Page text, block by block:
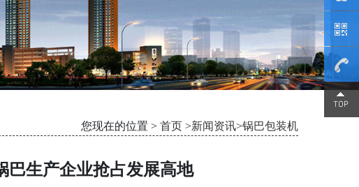
您现在的位置 > 首页 >新闻资讯>锅巴包装机
巴生产企业抢占发展高地
1390230